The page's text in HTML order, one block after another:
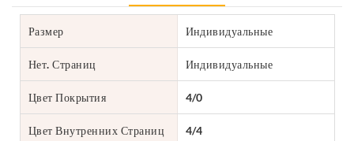
Размер Индивидуальные
Нет. Страниц Индивидуальные
Цвет Покрытия 4/0
Цвет Внутренних Страниц 4/4